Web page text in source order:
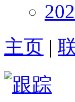
主页 |